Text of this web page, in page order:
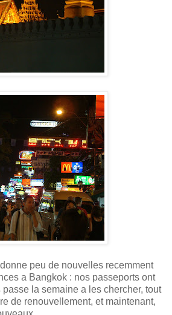
peu de nouvelles recemment
a Bangkok : nos passeports ont
la semaine a les chercher, tout
de renouvellement, et maintenant,